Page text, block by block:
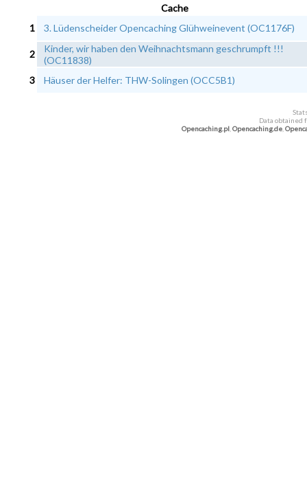
Cache
1
3. Lüdenscheider Opencaching Glühweinevent (OC1176F)
2
Kinder, wir haben den Weihnachtsmann geschrumpft !!!
(OC11838)
3
Häuser der Helfer: THW-Solingen (OCC5B1)
Data obtained
Opencaching.pl Opencaching.de